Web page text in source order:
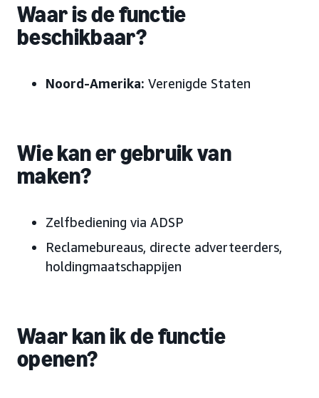
Waar is de functie
beschikbaar?
Noord-Amerika: Verenigde Staten
Wie kan er gebruik van
maken?
Zelfbediening via ADSP
Reclamebureaus, directe adverteerders,
holdingmaatschappijen
Waar kan ik de functie
openen?